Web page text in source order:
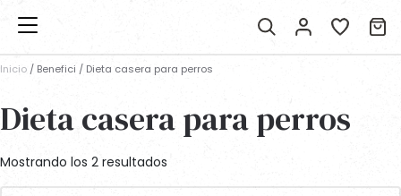
Inicio / Benefici / Dieta casera para perros
Dieta casera para perros
Mostrando los 2 resultados